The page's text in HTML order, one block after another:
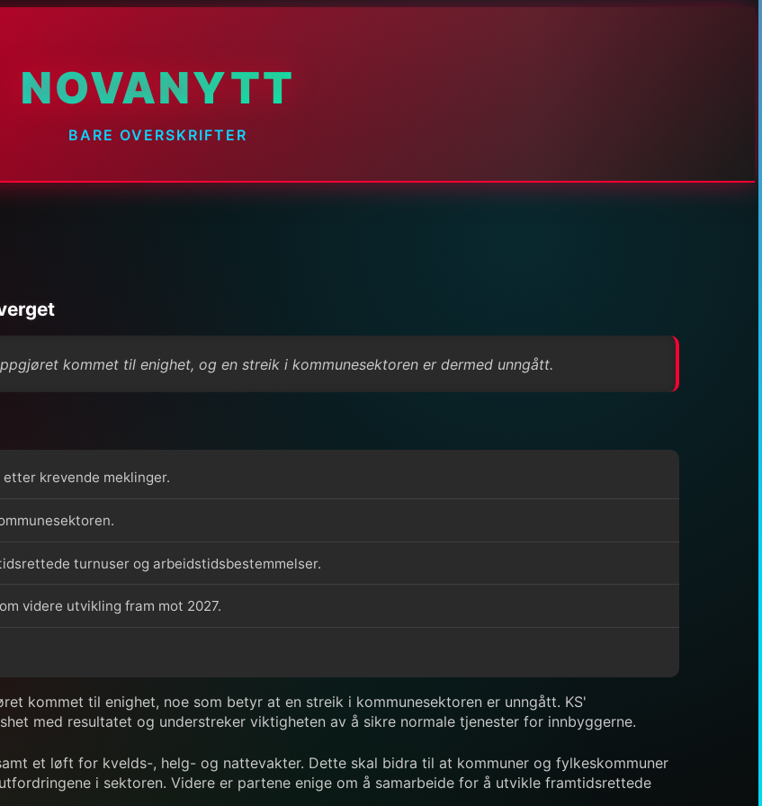
NOVANYTT
BARE OVERSKRIFTER
kommet til enighet, og en streik i kommunesektoren er dermed unngått.
krevende meklinger.
turnuser og arbeidstidsbestemmelser.
videre utvikling fram mot 2027.
kommet til enighet, noe som betyr at en streik i kommunesektoren er unngått. KS'
med resultatet og understreker viktigheten av å sikre normale tjenester for innbyggerne.
et løft for kvelds-, helg- og nattevakter. Dette skal bidra til at kommuner og fylkeskommuner
i sektoren. Videre er partene enige om å samarbeide for å utvikle framtidsrettede